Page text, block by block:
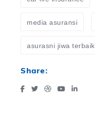
media asuransi
asurasni jiwa terbaik
Share: